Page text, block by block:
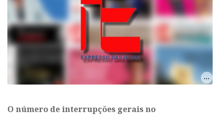
O número de interrupções gerais no